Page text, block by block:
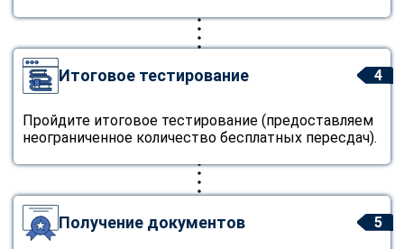
4
Итоговое тестирование
Пройдите итоговое тестирование (предоставляем
неограниченное количество бесплатных пересдач).
5
Получение документов